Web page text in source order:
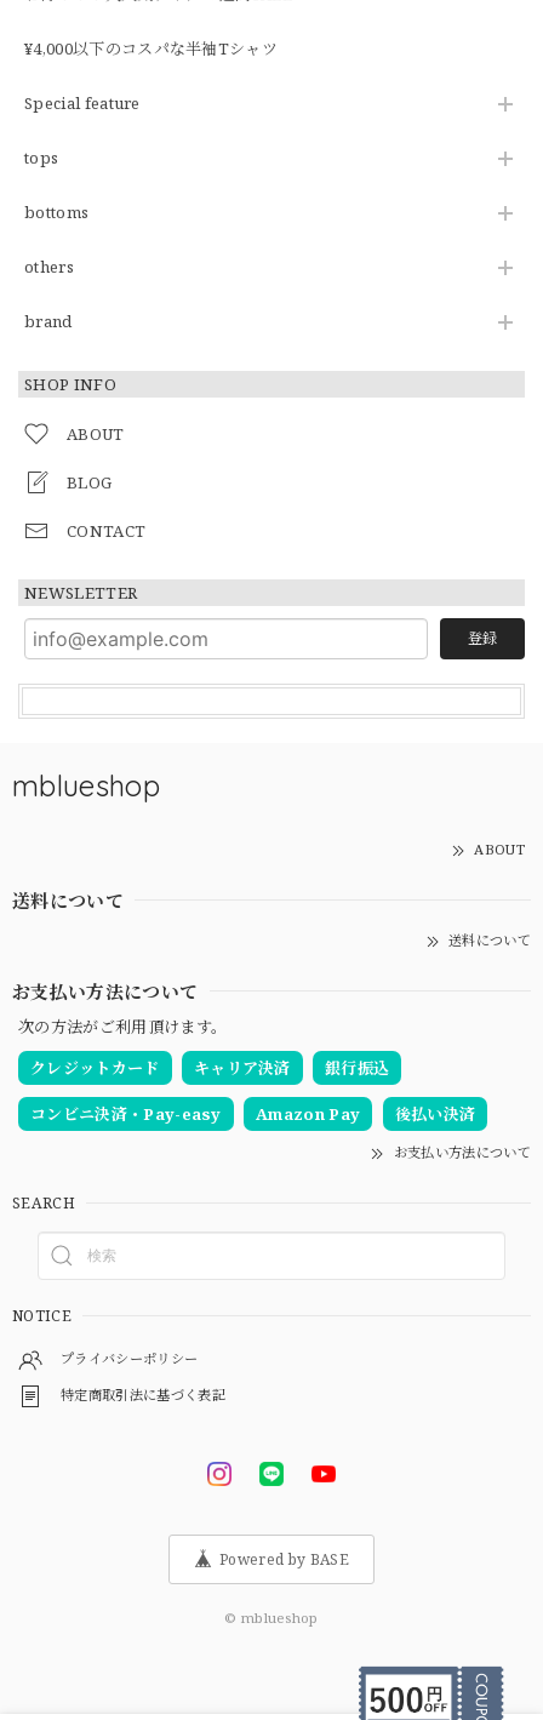
¥4,000以下のコスパな半袖Tシャツ
Special feature
tops
bottoms
others
brand
SHOP INFO
ABOUT
BLOG
CONTACT
NEWSLETTER
登録
mblueshop
ABOUT
送料について
送料について
お支払い方法について
次の方法がご利用頂けます。
クレジットカード
キャリア決済 銀行振込
コンビニ決済・Pay-easy Amazon Pay 後払い決済
お支払い方法について
SEARCH
NOTICE
プライバシーポリシー
特定商取引法に基づく表記
Powered by BASE
© mblueshop